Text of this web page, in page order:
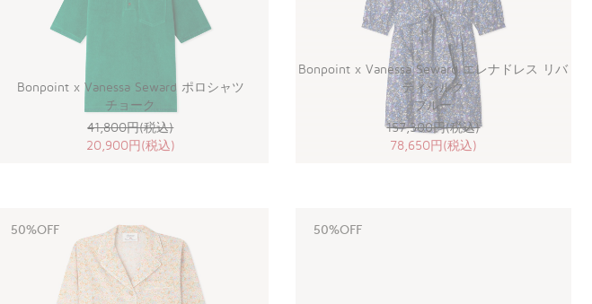
Bonpoint x Vanessa Seward ポロシャツ
チョーク
41,800円(税込)
20,900円(税込)
Bonpoint x Vanessa Seward エレナドレス リバ
ティシルク
ブルー
157,300円(税込)
78,650円(税込)
50%OFF 50%OFF